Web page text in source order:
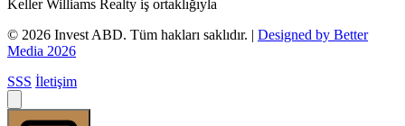
Keller Williams Realty iş ortaklığıyla
© 2026 Invest ABD. Tüm hakları saklıdır. | Designed by Better
Media 2026
SSS İletişim